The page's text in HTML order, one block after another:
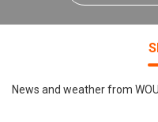
News and weather from